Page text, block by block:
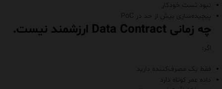
نبود تست خودکار
پیچیده‌سازی بیش از حد در PoC
چه زمانی Data Contract ارزشمند نیست.
اگر:
فقط یک مصرف‌کننده دارید
داده عمر کوتاه دارد